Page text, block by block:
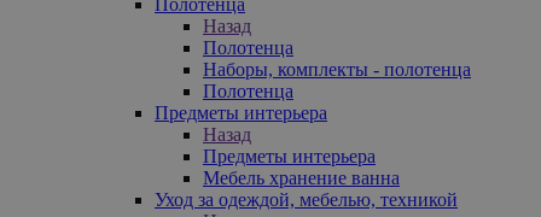
Назад
Полотенца
Наборы, комплекты - полотенца
Полотенца
Предметы интерьера
Назад
Предметы интерьера
Мебель хранение ванна
Уход за одеждой, мебелью, техникой